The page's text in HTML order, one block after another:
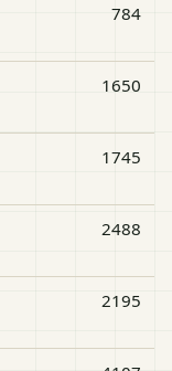
784
1650
1745
2488
2195